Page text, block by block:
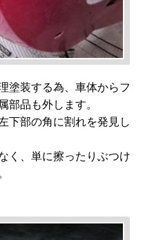
塗装する為、車体からフ
部品も外します。
下部の角に割れを発見し
く、単に擦ったりぶつけ